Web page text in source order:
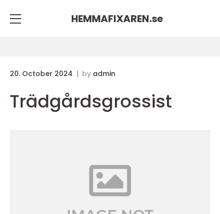
HEMMAFIXAREN.se
20. October 2024 by admin
Trädgårdsgrossist